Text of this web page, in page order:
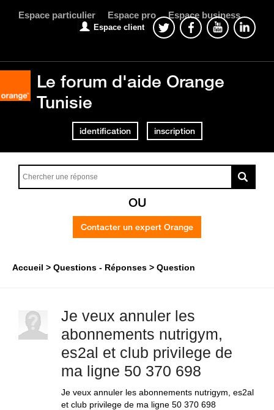
Espace particulier Espace pro Espace business
Espace client
Le forum d'aide Orange
Tunisie
identification inscription
OU
Contacter un expert Orange
Accueil Questions - Réponses Question
Je veux annuler les
abonnements nutrigym,
es2al et club privilege de
ma ligne 50 370 698
Je veux annuler les abonnements nutrigym, es2al
et club privilege de ma ligne 50 370 698